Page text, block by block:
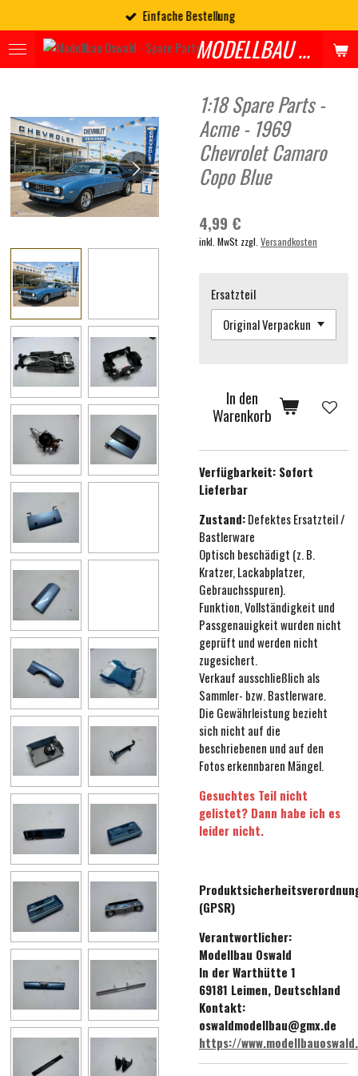
Hauptinhalt
springen
MODELLBAU OSWALD - SPARES
Einfache Bestellung
1:18 Spare Parts -
Acme - 1969
Chevrolet Camaro
Copo Blue
4,99 €
inkl. MwSt zzgl. Versandkosten
Ersatzteil
In den
Warenkorb
Verfügbarkeit: Sofort
Lieferbar
Zustand:Defektes Ersatzteil /
Bastlerware
Optisch beschädigt (z. B.
Kratzer, Lackabplatzer,
Gebrauchsspuren).
Funktion, Vollständigkeit und
Passgenauigkeit wurden nicht
geprüft und werden nicht
zugesichert.
Verkauf ausschließlich als
Sammler- bzw. Bastlerware.
Die Gewährleistung bezieht
sich nicht auf die
beschriebenen und auf den
Fotos erkennbaren Mängel.
Gesuchtes Teil nicht
gelistet? Dann habe ich es
leider nicht.
(GPSR)
Verantwortlicher:
Modellbau Oswald
In der Warthütte 1
69181 Leimen, Deutschland
Kontakt:
oswaldmodellbau@gmx.de
https://